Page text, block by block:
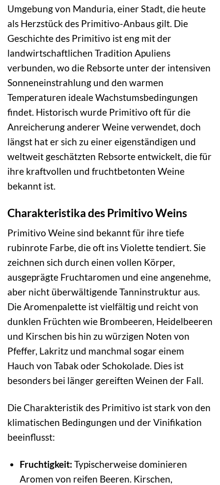
Umgebung von Manduria, einer Stadt, die heute
als Herzstück des Primitivo-Anbaus gilt. Die
Geschichte des Primitivo ist eng mit der
landwirtschaftlichen Tradition Apuliens
verbunden, wo die Rebsorte unter der intensiven
Sonneneinstrahlung und den warmen
Temperaturen ideale Wachstumsbedingungen
findet. Historisch wurde Primitivo oft für die
Anreicherung anderer Weine verwendet, doch
längst hat er sich zu einer eigenständigen und
weltweit geschätzten Rebsorte entwickelt, die für
ihre kraftvollen und fruchtbetonten Weine
bekannt ist.
Charakteristika des Primitivo Weins
Primitivo Weine sind bekannt für ihre tiefe
rubinrote Farbe, die oft ins Violette tendiert. Sie
zeichnen sich durch einen vollen Körper,
ausgeprägte Fruchtaromen und eine angenehme,
aber nicht überwältigende Tanninstruktur aus.
Die Aromenpalette ist vielfältig und reicht von
dunklen Früchten wie Brombeeren, Heidelbeeren
und Kirschen bis hin zu würzigen Noten von
Pfeffer, Lakritz und manchmal sogar einem
Hauch von Tabak oder Schokolade. Dies ist
besonders bei länger gereiften Weinen der Fall.
Die Charakteristik des Primitivo ist stark von den
klimatischen Bedingungen und der Vinifikation
beeinflusst:
Fruchtigkeit: Typischerweise dominieren
Aromen von reifen Beeren. Kirschen,